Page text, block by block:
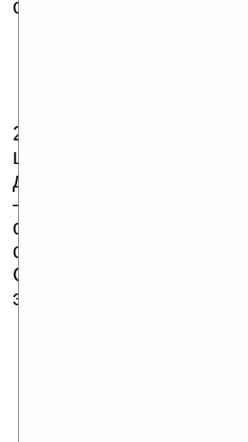
середина или конец
PersonalJava
2.11 и выше.
шесть мегабайт
демонстрационными
— это примерно
современных
стандарт, но простое
Самое интересное,
этом чуть позднее.
Что же